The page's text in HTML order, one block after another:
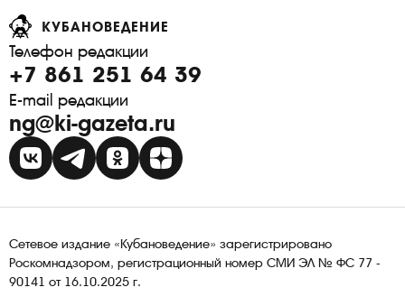
КУБАНОВЕДЕНИЕ
Телефон редакции
+7 861 251 64 39
E-mail редакции
ng@ki-gazeta.ru
Сетевое издание «Кубановедение» зарегистрировано
Роскомнадзором, регистрационный номер СМИ ЭЛ № ФС 77 -
90141 от 16.10.2025 г.